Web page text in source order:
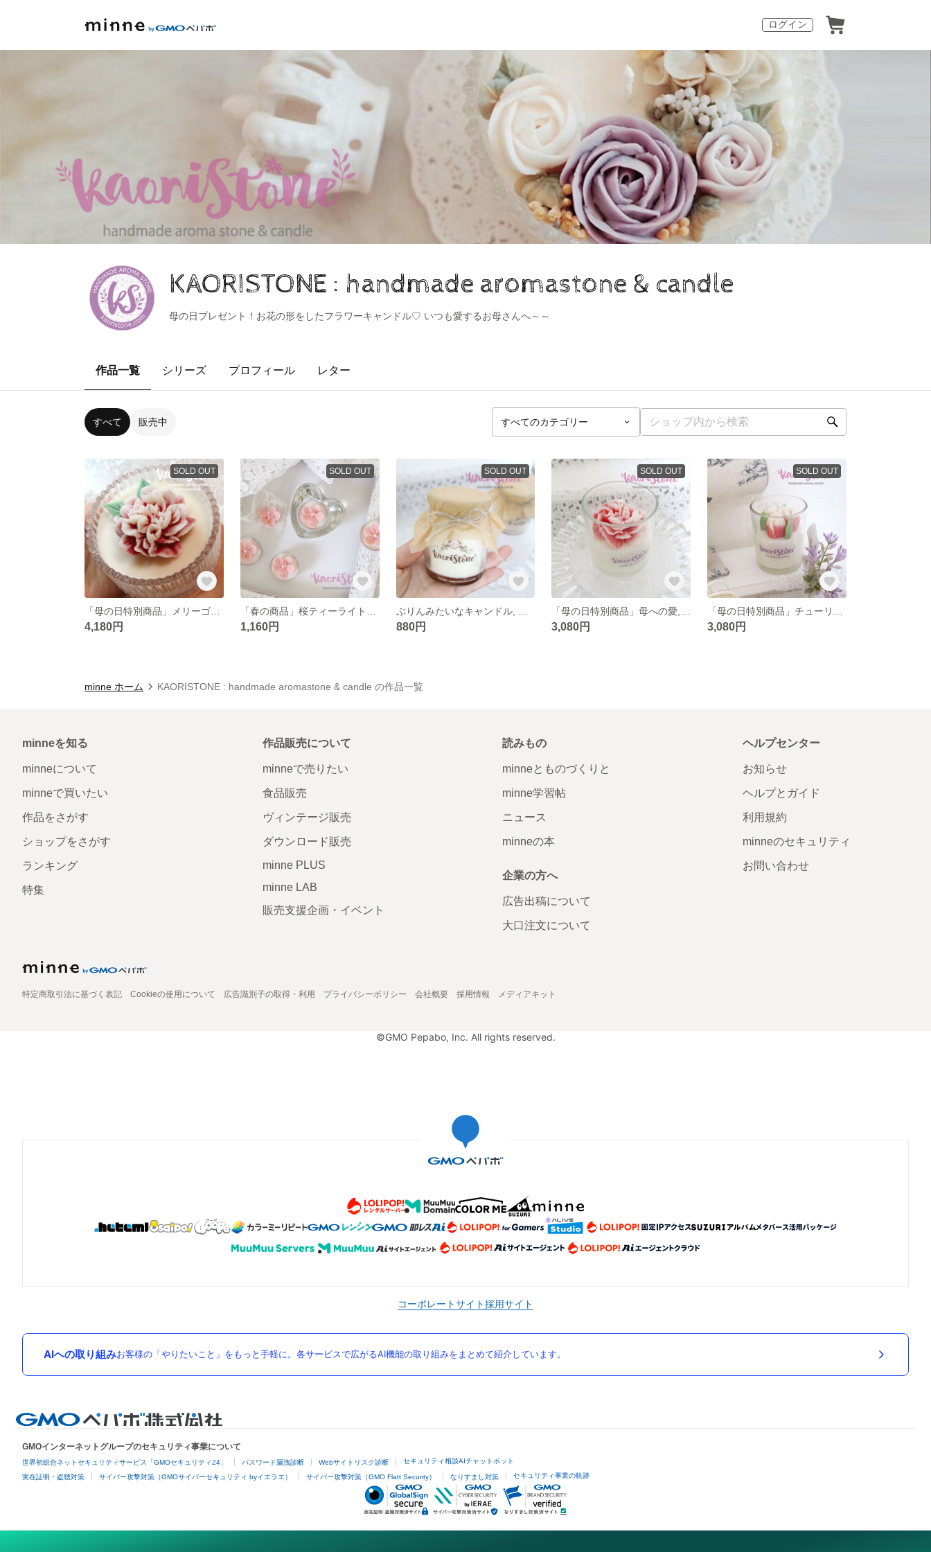
ログイン
KAORISTONE : handmade aromastone & candle
母の日プレゼント！お花の形をしたフラワーキャンドル♡ いつも愛するお母さんへ～～
作品一覧 シリーズ プロフィール レター
すべて 販売中
SOLD OUT
4,180円
SOLD OUT
1,160円
SOLD OUT
880円
SOLD OUT
3,080円
SOLD OUT
3,080円
minne ホーム KAORISTONE : handmade aromastone & candle の作品一覧
minneを知る
minneについて
minneで買いたい
作品をさがす
ショップをさがす
ランキング
特集
作品販売について
minneで売りたい
食品販売
ヴィンテージ販売
ダウンロード販売
minne PLUS
minne LAB
販売支援企画・イベント
読みもの
minneとものづくりと
minne学習帖
ニュース
minneの本
企業の方へ
広告出稿について
大口注文について
ヘルプセンター
お知らせ
ヘルプとガイド
利用規約
minneのセキュリティ
お問い合わせ
特定商取引法に基づく表記 Cookieの使用について 広告識別子の取得・利用 プライバシーポリシー 会社概要 採用情報 メディアキット
©GMO Pepabo, Inc. All rights reserved.
コーポレートサイト採用サイト
AIへの取り組みお客様の「やりたいこと」をもっと手軽に。各サービスで広がるAI機能の取り組みをまとめて紹介しています。
GMOインターネットグループのセキュリティ事業について
世界初総合ネットセキュリティサービス「GMOセキュリティ24」 パスワード漏洩診断 Webサイトリスク診断 セキュリティ相談AIチャットボット
実在証明・盗聴対策 サイバー攻撃対策（GMOサイバーセキュリティ byイエラエ） サイバー攻撃対策（GMO Flatt Security） なりすまし対策 セキュリティ事業の軌跡